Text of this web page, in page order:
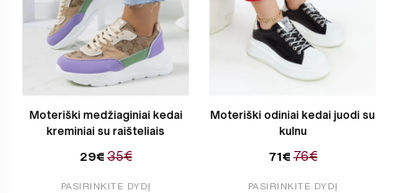
Moteriški medžiaginiai kedai
kreminiai su raišteliais
29€ 35€
PASIRINKITE DYDĮ
Moteriški odiniai kedai juodi su
kulnu
71€ 76€
PASIRINKITE DYDĮ